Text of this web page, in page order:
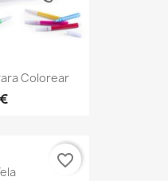
Colorear
favorite_border